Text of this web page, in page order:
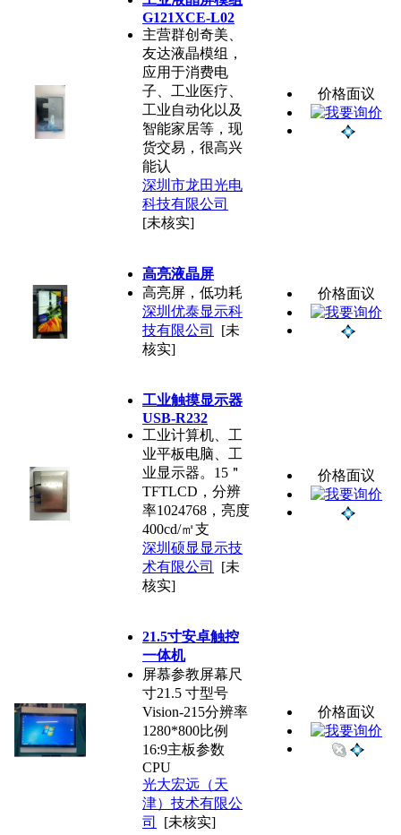
G121XCE-L02
主营群创奇美、
友达液晶模组，
应用于消费电
子、工业医疗、
工业自动化以及
智能家居等，现
货交易，很高兴
能认
深圳市龙田光电
科技有限公司
[未核实]
价格面议
高亮液晶屏
高亮屏，低功耗
深圳优泰显示科
技有限公司
[未
核实]
价格面议
工业触摸显示器
USB-R232
工业计算机、工
业平板电脑、工
业显示器。15＂
TFTLCD，分辨
率1024768，亮度
400cd/㎡支
深圳硕显显示技
术有限公司
[未
核实]
价格面议
21.5寸安卓触控
一体机
屏慕参教屏幕尺
寸21.5 寸型号
Vision-215分辨率
1280*800比例
16:9主板参数
CPU
光大宏远（天
津）技术有限公
司
[未核实]
价格面议